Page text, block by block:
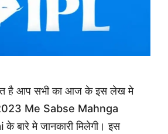
है आप सभी का आज के इस लेख मे
Me Sabse Mahnga
बारे मे जानकारी मिलेगी। इस